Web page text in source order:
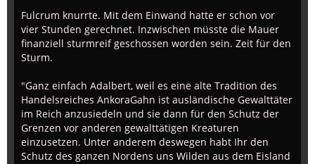
Fulcrum knurrte. Mit dem Einwand hatte er schon vor
vier Stunden gerechnet. Inzwischen müsste die Mauer
finanziell sturmreif geschossen worden sein. Zeit für den
Sturm.
"Ganz einfach Adalbert, weil es eine alte Tradition des
Handelsreiches AnkoraGahn ist ausländische Gewalttäter
im Reich anzusiedeln und sie dann für den Schutz der
Grenzen vor anderen gewalttätigen Kreaturen
einzusetzen. Unter anderem deswegen habt Ihr den
Schutz des ganzen Nordens uns Wilden aus dem Eisland